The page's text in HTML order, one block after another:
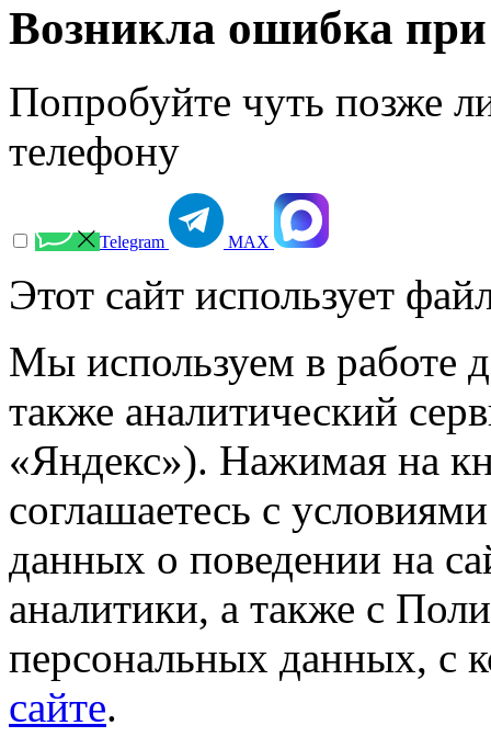
Возникла ошибка при
Попробуйте чуть позже
телефону
Telegram МАХ
Этот сайт использует
Мы используем в работе
также аналитический
«Яндекс»). Нажимая на
соглашаетесь с
данных о поведении на
аналитики, а также с
персональных данных, с
сайте.